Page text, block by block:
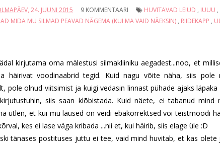
24. JUUNI 2015 9 KOMMENTAARI HUVITAVAD LEIUD , IUUU ,
MIDA MU SILMAD PEAVAD NÄGEMA (KUI MA VAID NÄEKSIN), RIIDEKAPP ,
kirjutama oma mälestusi silmakliiniku aegadest...noo, et
häirivat voodinaabrid tegid. Kuid nagu võite näha, siis pole
pole olnud viitsimist ja kuigi vedasin linnast pühade ajaks läpaka
siis saan klõbistada. Kuid näete, ei tabanud mind
ütlen, et kui mu laused on veidi ebakorrektsed või teistmoodi
kes ei lase väga kribada ...nii et, kui häirib, siis elage üle :D
tänases postituses juttu ei tee, vaid mind huvitab, et kas olete